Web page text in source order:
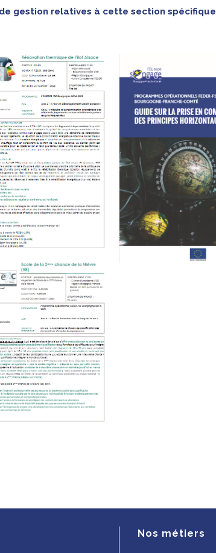
gestion relatives à cette section spécifique
Nos métiers